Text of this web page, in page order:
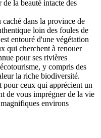
la beauté intacte des
caché dans la province de
loin des foules de
entouré d'une végétation
qui cherchent à renouer
pour ses rivières
y compris des
la riche biodiversité.
pour ceux qui apprécient un
de vous imprégner de la vie
environs